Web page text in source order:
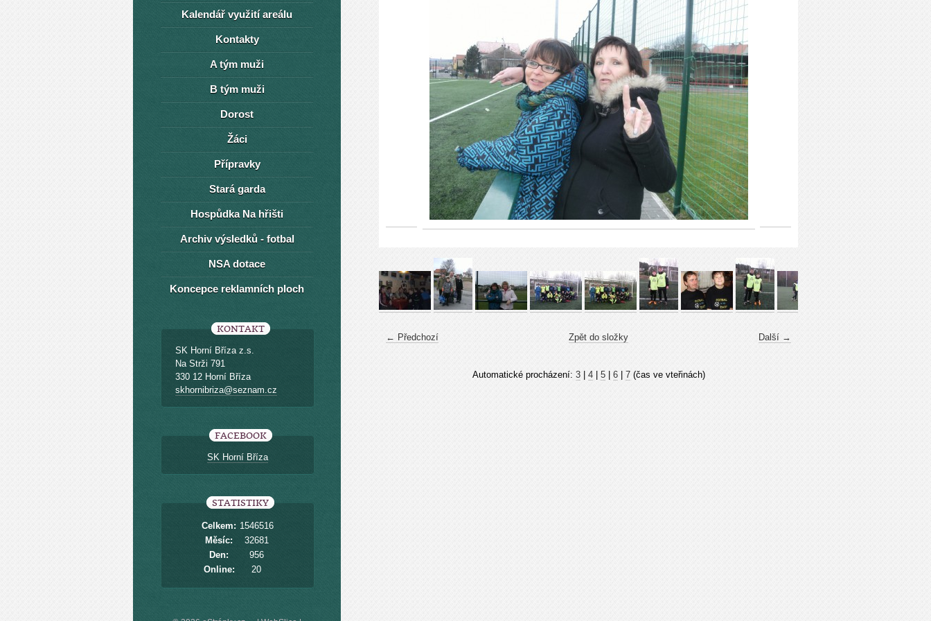
← Předchozí Další →
Zpět do složky
Automatické procházení: 3| 4| 5| 6| 7(čas ve vteřinách)
Kalendář využití areálu
Kontakty
A tým muži
B tým muži
Dorost
Žáci
Přípravky
Stará garda
Hospůdka Na hřišti
Archiv výsledků - fotbal
NSA dotace
Koncepce reklamních ploch
KONTAKT
SK Horní Bříza z.s.
Na Strži 791
330 12 Horní Bříza
skhornibriza@seznam.cz
FACEBOOK
SK Horní Bříza
STATISTIKY
Online: 20
Celkem: 1546516
Měsíc:
32681
Den:
956